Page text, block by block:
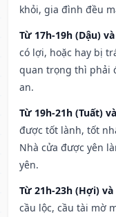
khỏi, gia đình đều
Từ 17h-19h (Dậu)
có lợi, hoặc hay bị
quan trọng thì phải
an.
Từ 19h-21h (Tuất)
được tốt lành, tốt
Nhà cửa được yên
yên.
Từ 21h-23h (Hợi)
cầu lộc, cầu tài mờ